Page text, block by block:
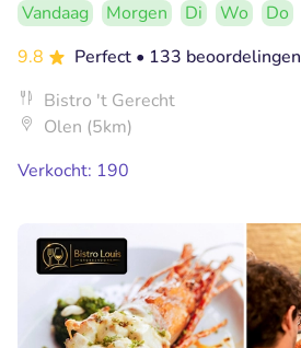
Vandaag Morgen Di Wo Do
9.8
Perfect • 133 beoordelingen
Bistro 't Gerecht
Olen (5km)
Verkocht: 190